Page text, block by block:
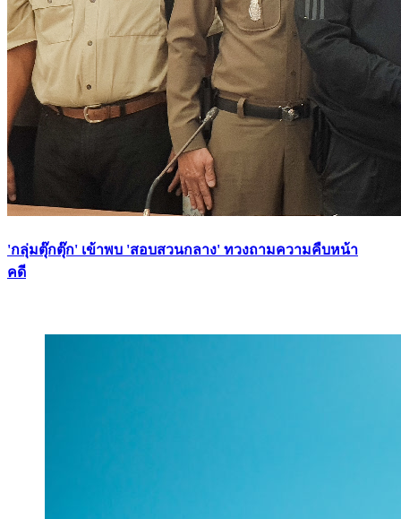
'กลุ่มตุ๊กตุ๊ก' เข้าพบ 'สอบสวนกลาง' ทวงถามความคืบหน้า
คดี